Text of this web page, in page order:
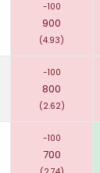
-100
900
(4.93)
-100
800
(2.62)
-100
700